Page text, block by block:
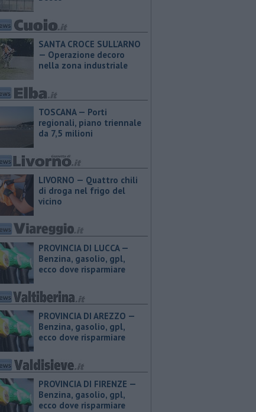
SANTA CROCE SULL'ARNO
— Operazione decoro
nella zona industriale
TOSCANA — Porti
regionali, piano triennale
da 7,5 milioni
LIVORNO — Quattro chili
di droga nel frigo del
vicino
PROVINCIA DI LUCCA — ​
Benzina, gasolio, gpl,
ecco dove risparmiare
PROVINCIA DI AREZZO — ​
Benzina, gasolio, gpl,
ecco dove risparmiare
PROVINCIA DI FIRENZE — ​
Benzina, gasolio, gpl,
ecco dove risparmiare